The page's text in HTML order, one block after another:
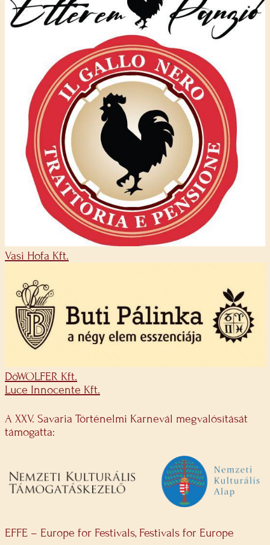
Vasi Hofa Kft.
DöWOLFER Kft.
Luce Innocente Kft.
A XXV. Savaria Történelmi Karnevál megvalósítását
támogatta:
EFFE – Europe for Festivals, Festivals for Europe